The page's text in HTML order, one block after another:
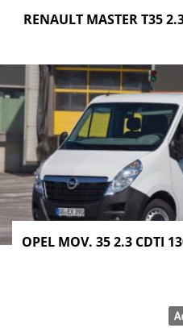
RENAULT MASTER T35
OPEL MOV. 35 2.3 CDTI